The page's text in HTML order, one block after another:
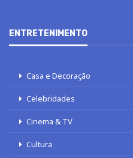
ENTRETENIMENTO
Casa e Decoração
Celebridades
Cinema & TV
Cultura